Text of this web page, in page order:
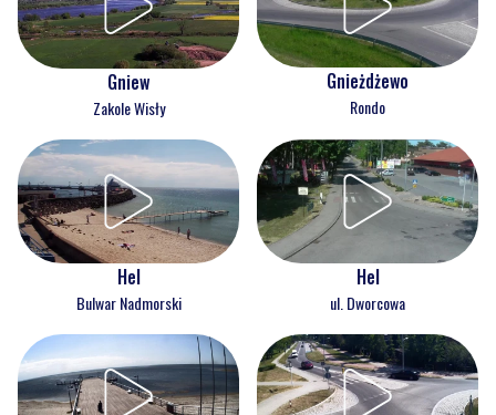
Gniew
Zakole Wisły
Gnieżdżewo
Rondo
Hel
Bulwar Nadmorski
Hel
ul. Dworcowa